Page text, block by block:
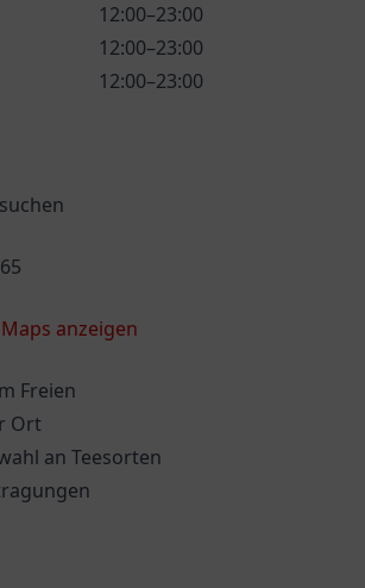
12:00–23:00
12:00–23:00
12:00–23:00
anzeigen
Freien
Ort
an Teesorten